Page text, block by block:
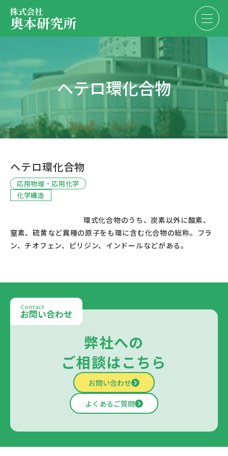
株式会社
奥本研究所
会社・決算情報
代表紹介
お問い合わせ
EN JP
お問い合わせ
ヘテロ環化合物
ヘテロ環化合物
応用物理・応用化学
化学構造
窒素、硫黄など異種の原子をも環に含む化合物の総称。フラ
Contact
お問い合わせ
弊社への
ご相談はこちら
お問い合わせ
よくあるご質問